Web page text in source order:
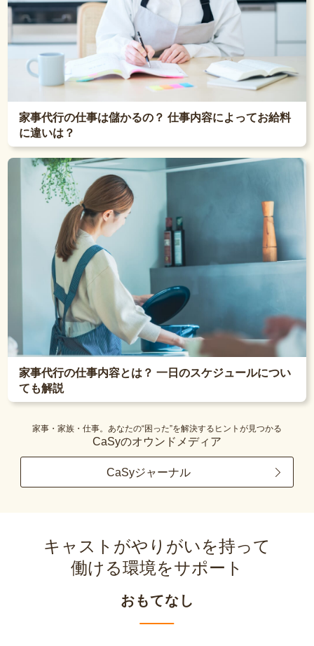
家事代行の仕事は儲かるの？ 仕事内容によってお給料
に違いは？
家事代行の仕事内容とは？ 一日のスケジュールについ
ても解説
家事・家族・仕事。あなたの“困った”を解決するヒントが見つかる
CaSyのオウンドメディア
CaSyジャーナル
キャストがやりがいを持って
働ける環境をサポート
おもてなし